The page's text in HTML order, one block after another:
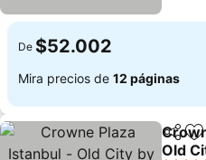
De $52.002
Mira precios de 12 páginas
Old